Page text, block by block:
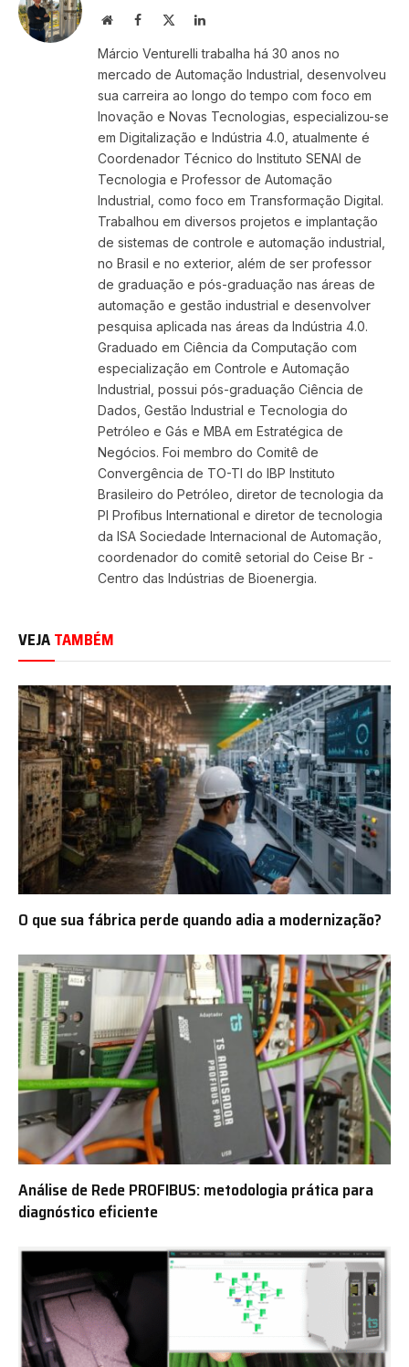
Site Facebook LinkedIn
Márcio Venturelli trabalha há 30 anos no
mercado de Automação Industrial, desenvolveu
sua carreira ao longo do tempo com foco em
Inovação e Novas Tecnologias, especializou-se
em Digitalização e Indústria 4.0, atualmente é
Coordenador Técnico do Instituto SENAI de
Tecnologia e Professor de Automação
Industrial, como foco em Transformação Digital.
Trabalhou em diversos projetos e implantação
de sistemas de controle e automação industrial,
no Brasil e no exterior, além de ser professor
de graduação e pós-graduação nas áreas de
automação e gestão industrial e desenvolver
pesquisa aplicada nas áreas da Indústria 4.0.
Graduado em Ciência da Computação com
especialização em Controle e Automação
Industrial, possui pós-graduação Ciência de
Dados, Gestão Industrial e Tecnologia do
Petróleo e Gás e MBA em Estratégica de
Negócios. Foi membro do Comitê de
Convergência de TO-TI do IBP Instituto
Brasileiro do Petróleo, diretor de tecnologia da
PI Profibus International e diretor de tecnologia
da ISA Sociedade Internacional de Automação,
coordenador do comitê setorial do Ceise Br -
Centro das Indústrias de Bioenergia.
VEJATAMBÉM
O que sua fábrica perde quando adia a modernização?
Análise de Rede PROFIBUS: metodologia prática para
diagnóstico eficiente